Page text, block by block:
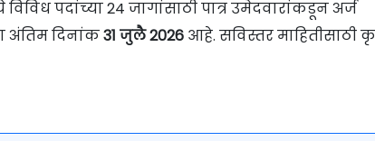
विविध पदांच्या 24 जागांसाठी पात्र उमेदवारांकडून अर्ज
अंतिम दिनांक31 जुलै 2026 आहे. सविस्तर माहितीसाठी